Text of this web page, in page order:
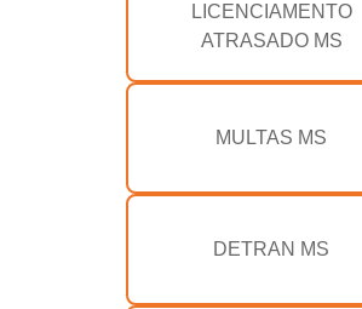
LICENCIAMENTO
ATRASADO MS
MULTAS MS
DETRAN MS